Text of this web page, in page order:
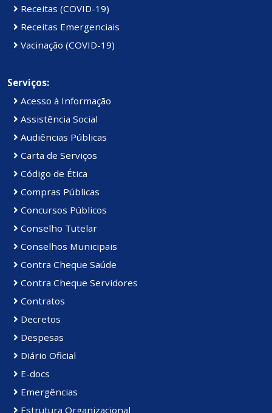
Receitas (COVID-19)
Receitas Emergenciais
Vacinação (COVID-19)
Serviços:
Acesso à Informação
Assistência Social
Audiências Públicas
Carta de Serviços
Código de Ética
Compras Públicas
Concursos Públicos
Conselho Tutelar
Conselhos Municipais
Contra Cheque Saúde
Contra Cheque Servidores
Contratos
Decretos
Despesas
Diário Oficial
E-docs
Emergências
Estrutura Organizacional